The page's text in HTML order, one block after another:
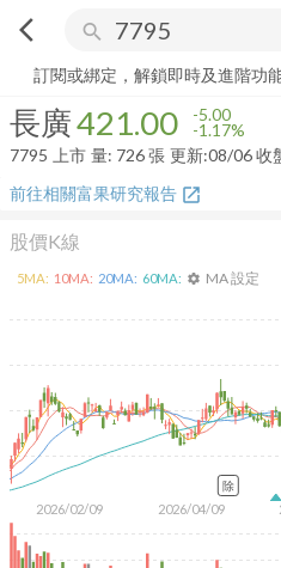
arrow_back_ios search
長廣 421.00 -1.17%
訂閱或綁定，解鎖即時及進階功
長廣421.00 -5.00
-1.17%
7795
上市 量: 726張 更新:08/06 收
前往相關富果研究報告 open_in_new
股價K線
2026/02/09 2026/04/09
5MA: 10MA: 20MA: 60MA: settings MA 設定
除